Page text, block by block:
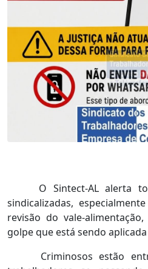
O Sintect-AL alerta
sindicalizadas,
revisão do vale-
golpe que está sendo
Criminosos estão